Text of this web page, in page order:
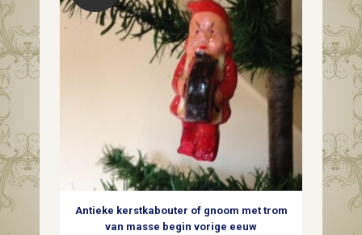
glas
horizontale
banden
Antieke kerstkabouter of gnoom met trom
van masse begin vorige eeuw